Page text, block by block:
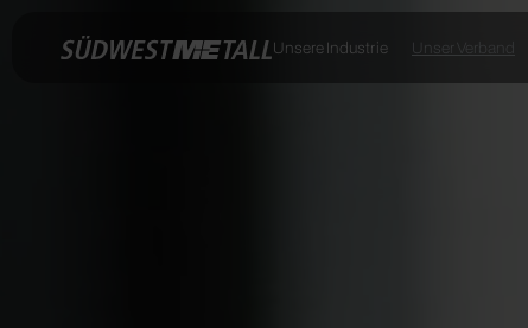
Unsere Industrie Unser Verband